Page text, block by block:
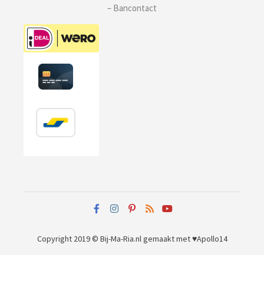
– Bancontact
Copyright 2019 © Bij-Ma-Ria.nlgemaakt met ♥Apollo14